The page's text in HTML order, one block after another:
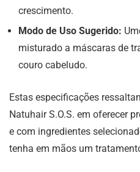
crescimento.
Modo de Uso Sugerido:
misturado a máscaras de
couro cabeludo.
Estas especificações
Natuhair S.O.S. em oferecer
e com ingredientes
tenha em mãos um